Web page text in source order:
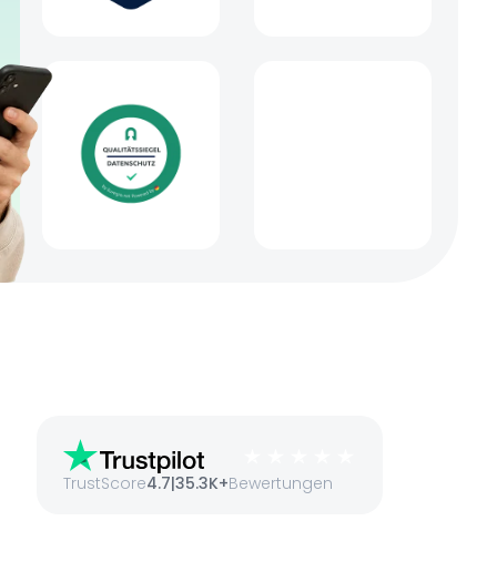
TrustScore4.7|35.3K+Bewertungen